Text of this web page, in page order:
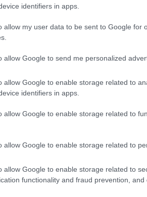
identifiers in apps.
allow my user data to be sent to Google for
allow Google to send me personalized
allow Google to enable storage related to
identifiers in apps.
allow Google to enable storage related to
allow Google to enable storage related to
allow Google to enable storage related to
functionality and fraud prevention, and
delle altre aree marine protette
e della valorizzazione
artigianali permetterà ai visitatori
dell’identità territoriale sarda.
della cucina sarda, preparati con
sensoriale autentico.
del territorio, dove i visitatori
dall’artigianato artistico ai sapori